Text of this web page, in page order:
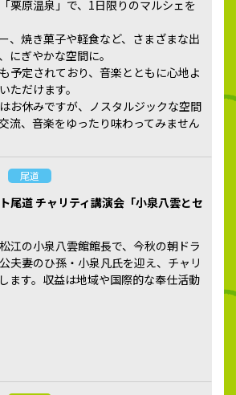
栗原温泉」で、1日限りのマルシェを
、焼き菓子や軽食など、さまざまな出
にぎやかな空間に。
予定されており、音楽とともに心地よ
ただけます。
お休みですが、ノスタルジックな空間
流、音楽をゆったり味わってみません
尾道
尾道 チャリティ講演会「小泉八雲とセ
江の小泉八雲館館長で、今秋の朝ドラ
夫妻のひ孫・小泉凡氏を迎え、チャリ
ます。収益は地域や国際的な奉仕活動